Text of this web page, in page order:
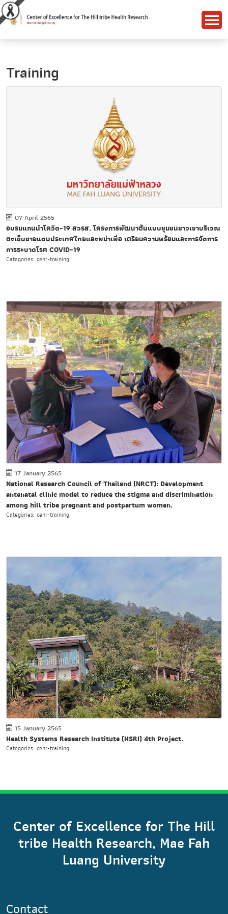
Training
07 April 2565
อบรมแกนนำโควิด-19 สวรส. โครงการพัฒนาต้นแบบชุมชนชาวเขาบริเวณ
ตะเข็บชายแดนประเทศไทยและพม่าเพื่อ เตรียมความพร้อมและการจัดการ
การระบาดโรค COVID-19
Categories: cehr-training
17 January 2565
National Research Council of Thailand (NRCT): Development
antenatal clinic model to reduce the stigma and discrimination
among hill tribe pregnant and postpartum women.
Categories: cehr-training
15 January 2565
Health Systems Research Institute (HSRI) 4th Project.
Categories: cehr-training
Center of Excellence for The Hill
tribe Health Research, Mae Fah
Luang University
Contact